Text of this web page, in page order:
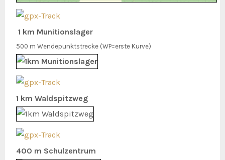
1 km Munitionslager
500 m Wendepunktstrecke (WP=erste Kurve)
1 km Waldspitzweg
400 m Schulzentrum